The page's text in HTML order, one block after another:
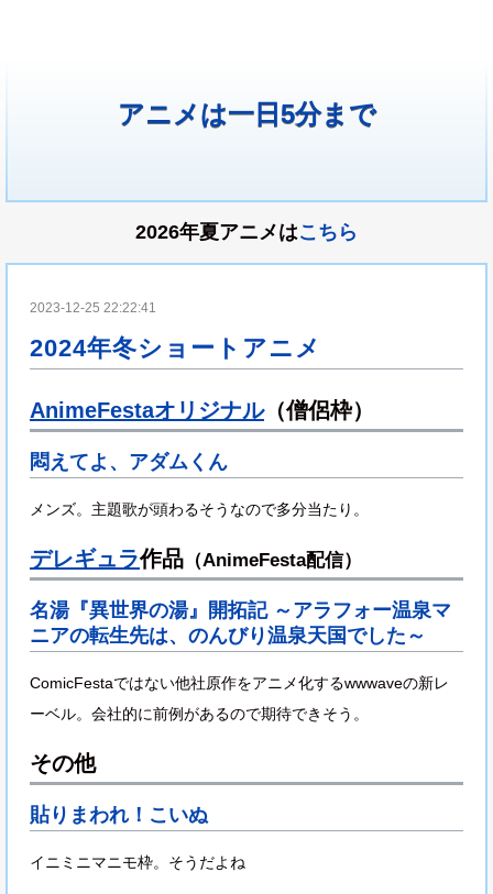
アニメは一日5分まで
2023-12-25 22:22:41
2024年冬ショートアニメ
AnimeFestaオリジナル（僧侶枠）
悶えてよ、アダムくん
メンズ。主題歌が頭わるそうなので多分当たり。
デレギュラ作品 （AnimeFesta配信）
名湯『異世界の湯』開拓記 ～アラフォー温泉マ
ニアの転生先は、のんびり温泉天国でした～
ComicFestaではない他社原作をアニメ化するwwwaveの新レ
ーベル。会社的に前例があるので期待できそう。
その他
貼りまわれ！こいぬ
イニミニマニモ枠。そうだよね
2026年夏アニメはこちら